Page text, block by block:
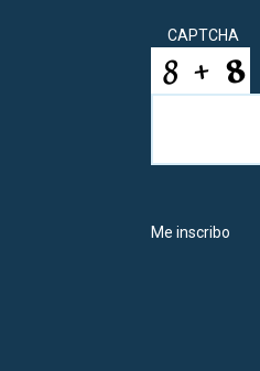
CAPTCHA
Me inscribo